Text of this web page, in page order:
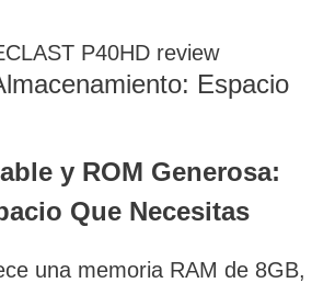
Espacio
y ROM Generosa:
Que Necesitas
una memoria RAM de 8GB,